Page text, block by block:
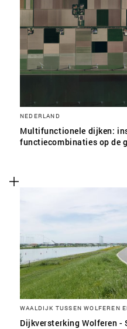
NEDERLAND
Multifunctionele dijken:
functiecombinaties op de
WAALDIJK TUSSEN WOLFEREN
Dijkversterking Wolferen -